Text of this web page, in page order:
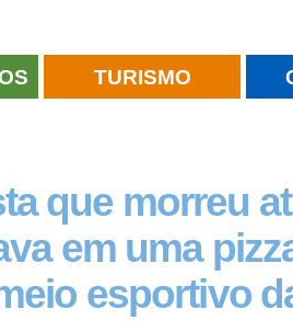
TURISMO
que morreu
em uma
esportivo